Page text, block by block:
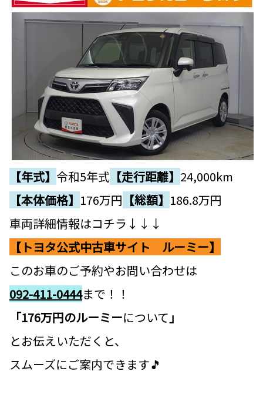
【年式】 令和5年式 【走行距離】 24,000km
【本体価格】 176万円 【総額】 186.8万円
車両詳細情報はコチラ↓↓↓
【トヨタ公式中古車サイト ルーミー】
このお車のご予約やお問い合わせは
092-411-0444まで！！
「176万円のルーミーについて」
とお伝えいただくと、
スムーズにご案内できます🎵